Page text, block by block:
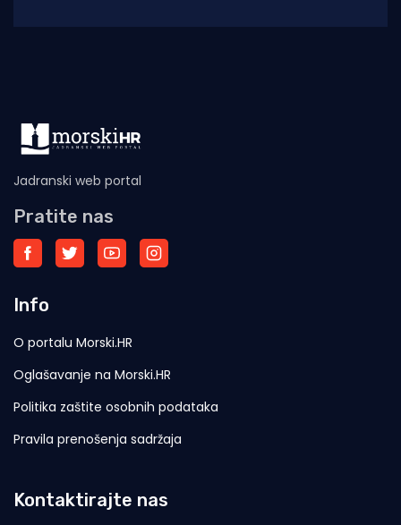
Jadranski web portal
Pratite nas
Info
O portalu Morski.HR
Oglašavanje na Morski.HR
Politika zaštite osobnih podataka
Pravila prenošenja sadržaja
Kontaktirajte nas